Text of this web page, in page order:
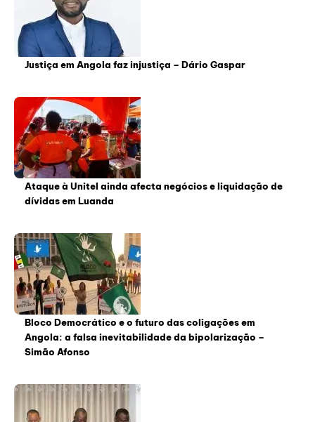
Justiça em Angola faz injustiça – Dário Gaspar
Ataque à Unitel ainda afecta negócios e liquidação de
dívidas em Luanda
Bloco Democrático e o futuro das coligações em
Angola: a falsa inevitabilidade da bipolarização –
Simão Afonso